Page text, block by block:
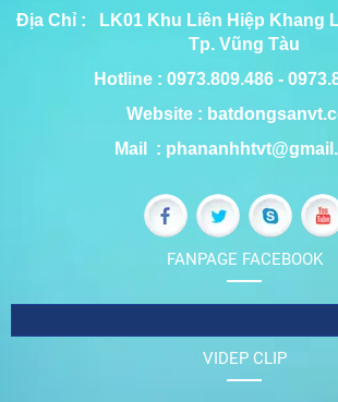
Địa Chỉ : LK01 Khu Liên Hiệp Khang
Tp. Vũng Tàu
Hotline : 0973.809.486 -
Website :
Mail :
FANPAGE FACEBOOK
VIDEP CLIP